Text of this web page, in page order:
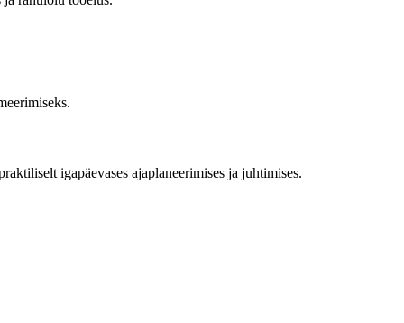
igapäevases ajaplaneerimises ja juhtimises.